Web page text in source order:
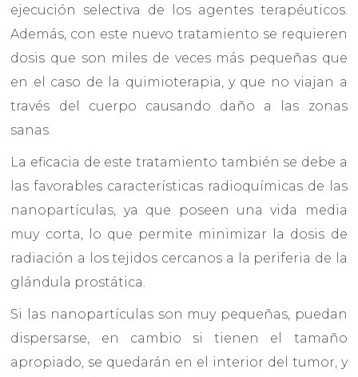
ejecución selectiva de los agentes terapéuticos.
Además, con este nuevo tratamiento se requieren
dosis que son miles de veces más pequeñas que
en el caso de la quimioterapia, y que no viajan a
través del cuerpo causando daño a las zonas
sanas.
La eficacia de este tratamiento también se debe a
las favorables características radioquímicas de las
nanopartículas, ya que poseen una vida media
muy corta, lo que permite minimizar la dosis de
radiación a los tejidos cercanos a la periferia de la
glándula prostática.
Si las nanopartículas son muy pequeñas, puedan
dispersarse, en cambio si tienen el tamaño
apropiado, se quedarán en el interior del tumor, y